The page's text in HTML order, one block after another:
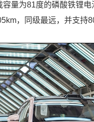
量为81度的磷酸铁锂
，同级最远，并支持